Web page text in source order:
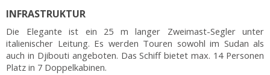
INFRASTRUKTUR
Die Elegante ist ein 25 m langer Zweimast-Segler unter
italienischer Leitung. Es werden Touren sowohl im Sudan als
auch in Djibouti angeboten. Das Schiff bietet max. 14 Personen
Platz in 7 Doppelkabinen.